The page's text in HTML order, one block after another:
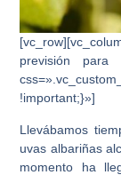
previsión para
!important;}»]
Llevábamos
uvas albariñas
momento ha